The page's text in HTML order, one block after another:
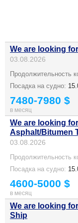
We are looking
03.08.2026
Продолжительность
Посадка на судно:
7480-7980 $
в месяц
We are looking
Asphalt/Bitumen
03.08.2026
Продолжительность
Посадка на судно:
4600-5000 $
в месяц
We are looking
Ship